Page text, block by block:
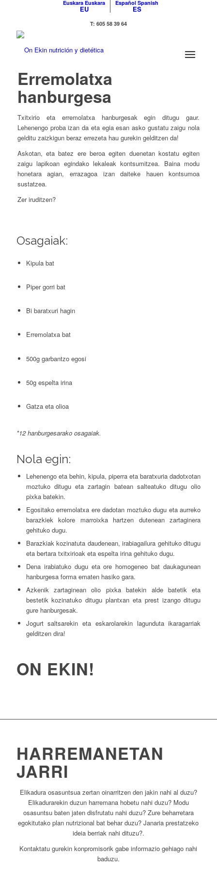
Euskara Euskara
EU
Español Spanish
ES
T: 605 58 39 64
Erremolatxa
hanburgesa
Txitxirio eta erremolatxa hanburgesak egin ditugu gaur.
Lehenengo proba izan da eta egia esan asko gustatu zaigu nola
gelditu zaizkigun beraz errezeta hau gurekin gelditzen da!
Askotan, eta batez ere beroa egiten duenetan kostatu egiten
zaigu lapikoan egindako lekaleak kontsumitzea. Baina modu
honetara agian, errazagoa izan daiteke hauen kontsumoa
sustatzea.
Zer iruditzen?
Osagaiak:
Kipula bat
Piper gorri bat
Bi baratxuri hagin
Erremolatxa bat
500g garbantzo egosi
50g espelta irina
Gatza eta olioa
*12 hanburgesarako osagaiak.
Nola egin:
Lehenengo eta behin, kipula, piperra eta baratxuria dadotxotan
moztuko ditugu eta zartagin batean salteatuko ditugu olio
pixka batekin.
Egositako erremolatxa ere dadotan moztuko dugu eta aurreko
barazkiek kolore marroixka hartzen dutenean zartaginera
gehituko dugu.
Barazkiak kozinatuta daudenean, irabiagailura gehituko ditugu
eta bertara txitxirioak eta espelta irina gehituko dugu.
Dena irabiatuko dugu eta ore homogeneo bat daukagunean
hanburgesa forma ematen hasiko gara.
Azkenik zartaginean olio pixka batekin alde batetik eta
bestetik kozinatuko ditugu plantxan eta prest izango ditugu
gure hanburgesak.
Jogurt saltsarekin eta eskarolarekin lagunduta ikaragarriak
gelditzen dira!
ON EKIN!
HARREMANETAN
JARRI
Elikadura osasuntsua zertan oinarritzen den jakin nahi al duzu?
Elikadurarekin duzun harremana hobetu nahi duzu? Modu
osasuntsu baten jaten disfrutatu nahi duzu? Zure beharretara
egokitutako plan nutrizional bat behar duzu? Janaria prestatzeko
ideia berriak nahi dituzu?.
Kontaktatu gurekin konpromisorik gabe informazio gehiago nahi
baduzu.